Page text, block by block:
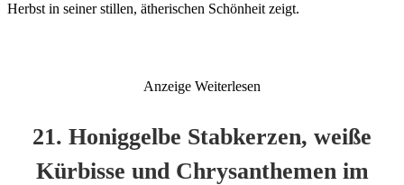
Herbst in seiner stillen, ätherischen Schönheit zeigt.
Anzeige Weiterlesen
21. Honiggelbe Stabkerzen, weiße
Kürbisse und Chrysanthemen im